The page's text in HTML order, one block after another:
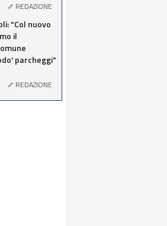
REDAZIONE
"Col nuovo
il
parcheggi"
REDAZIONE